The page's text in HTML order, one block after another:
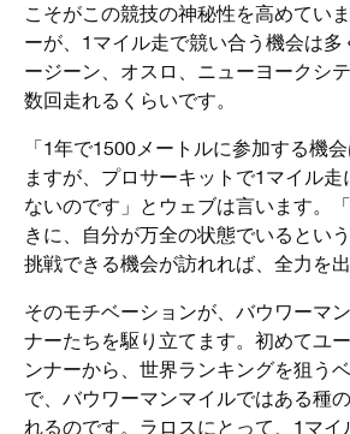
こそがこの競技の神秘性を高めてい
ーが、1マイル走で競い合う機会は
ージーン、オスロ、ニューヨークシ
数回走れるくらいです。
「1年で1500メートルに参加する機
ますが、プロサーキットで1マイル
ないのです」とウェブは言います。
きに、自分が万全の状態でいるとい
挑戦できる機会が訪れれば、全力を
そのモチベーションが、バウワーマ
ナーたちを駆り立てます。初めてユ
ンナーから、世界ランキングを狙う
で、バウワーマンマイルではある種
れるのです。ラロスにとって、1マイ